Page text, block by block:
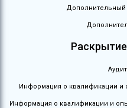
Информация о квалификации и
Информация о квалификации и